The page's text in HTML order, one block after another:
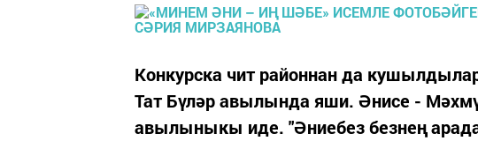
Конкурска чит районнан да
Тат Бүләр авылында яши. Әнисе -
авылыныкы иде. "Әниебез безнең